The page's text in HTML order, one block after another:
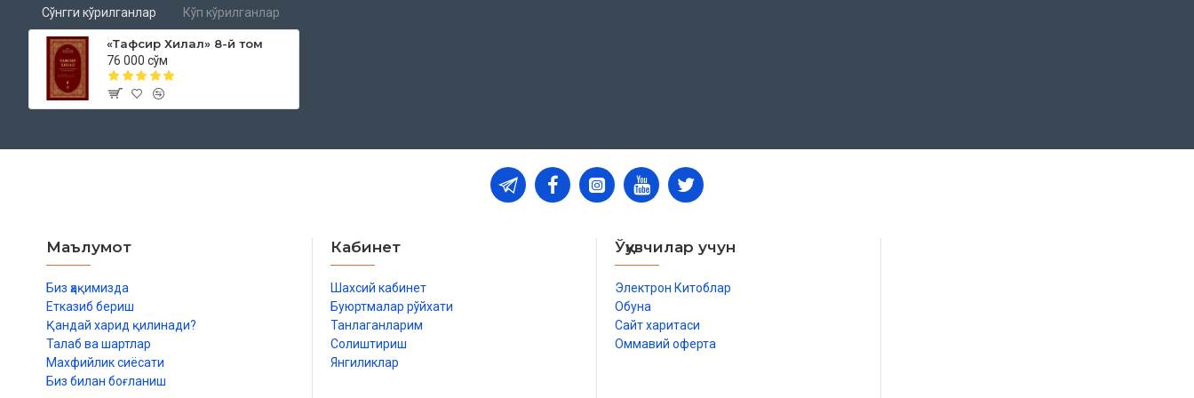
ОГЛАВЛЕНИЕ
Сура «ФАТИР»
Сура «ЙА СИИН»
Сўнгги кўрилганлар Кўп кўрилганлар
«Тафсир Хилал» 8-й том
76 000 сўм
Маълумот
Биз ҳақимизда
Етказиб бериш
Қандай харид қилинади?
Талаб ва шартлар
Махфийлик сиёсати
Биз билан боғланиш
Кабинет
Шахсий кабинет
Буюртмалар рўйхати
Танлаганларим
Солиштириш
Янгиликлар
Ўқувчилар учун
Электрон Китоблар
Обуна
Сайт харитаси
Оммавий оферта